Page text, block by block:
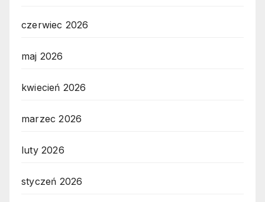
czerwiec 2026
maj 2026
kwiecień 2026
marzec 2026
luty 2026
styczeń 2026